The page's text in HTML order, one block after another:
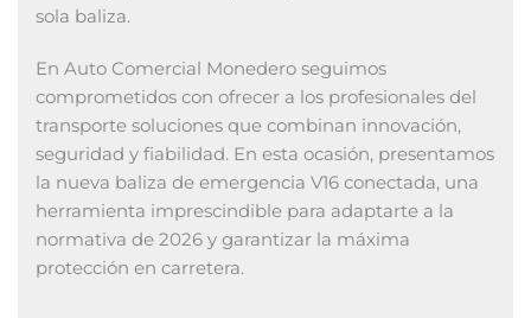
sola baliza.
En Auto Comercial Monedero seguimos
comprometidos con ofrecer a los profesionales del
transporte soluciones que combinan innovación,
seguridad y fiabilidad. En esta ocasión, presentamos
la nueva baliza de emergencia V16 conectada, una
herramienta imprescindible para adaptarte a la
normativa de 2026 y garantizar la máxima
protección en carretera.